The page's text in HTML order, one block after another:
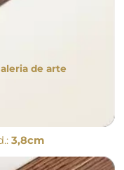
de arte
3,8cm